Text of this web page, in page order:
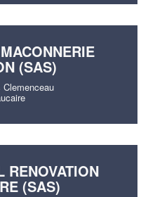
(SAS)
Clemenceau
RENOVATION
(SAS)